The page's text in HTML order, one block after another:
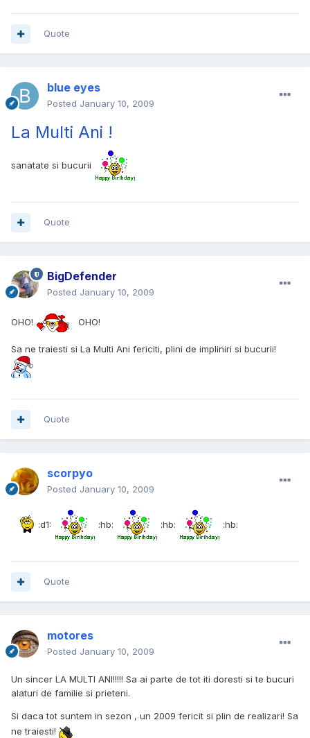
Quote
blue eyes
Posted January 10, 2009
La Multi Ani !
sanatate si bucurii
Quote
BigDefender
Posted January 10, 2009
OHO! OHO!
Sa ne traiesti si La Multi Ani fericiti, plini de impliniri si bucurii!
Quote
scorpyo
Posted January 10, 2009
:d1: :hb: :hb: :hb:
Quote
motores
Posted January 10, 2009
Un sincer LA MULTI ANI!!!!! Sa ai parte de tot iti doresti si te bucuri
alaturi de familie si prieteni.
Si daca tot suntem in sezon , un 2009 fericit si plin de realizari! Sa
ne traiesti!